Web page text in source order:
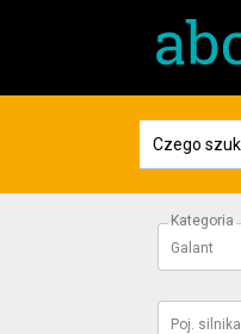
Kategoria
Galant
Poj. silnika